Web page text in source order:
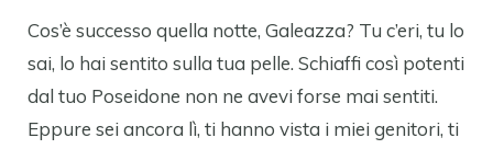
Cos’è successo quella notte, Galeazza? Tu c’eri, tu lo
sai, lo hai sentito sulla tua pelle. Schiaffi così potenti
dal tuo Poseidone non ne avevi forse mai sentiti.
Eppure sei ancora lì, ti hanno vista i miei genitori, ti